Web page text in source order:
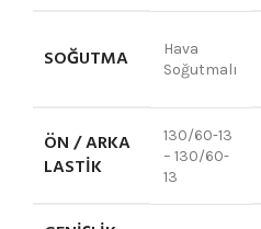
SOĞUTMA
Hava
Soğutmalı
ÖN / ARKA
LASTIK
130/60-13
– 130/60-
13